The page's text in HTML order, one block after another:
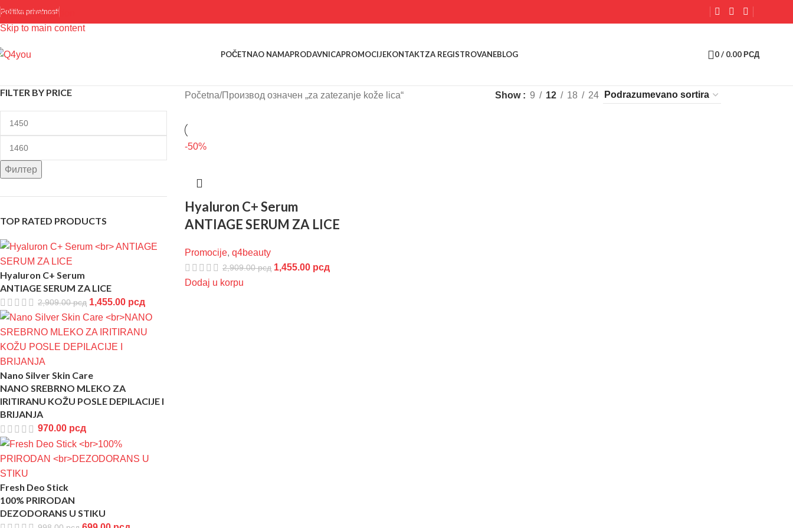
Skip to navigation
Skip to main content
Politika privatnosti
POČETNAO NAMAPRODAVNICAPROMOCIJEKONTAKTZA REGISTROVANEBLOG 0/ 0.00РСД
FILTER BY PRICE
Филтер
TOP RATED PRODUCTS
Hyaluron C+ Serum
ANTIAGE SERUM ZA LICE
2,909.00рсд 1,455.00 рсд
Nano Silver Skin Care
NANO SREBRNO MLEKO ZA
IRITIRANU KOŽU POSLE DEPILACIJE I
BRIJANJA
970.00 рсд
Fresh Deo Stick
100% PRIRODAN
DEZODORANS U STIKU
Početna Производ oзначен „za zatezanje kože lica“ Show 9 12 18 24
-50%
Hyaluron C+ Serum
ANTIAGE SERUM ZA LICE
Promocije, q4beauty
2,909.00рсд 1,455.00 рсд
Dodaj u korpu